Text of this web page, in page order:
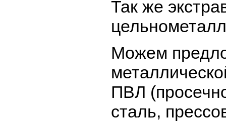
Так же
Можем
ПВЛ
сталь,